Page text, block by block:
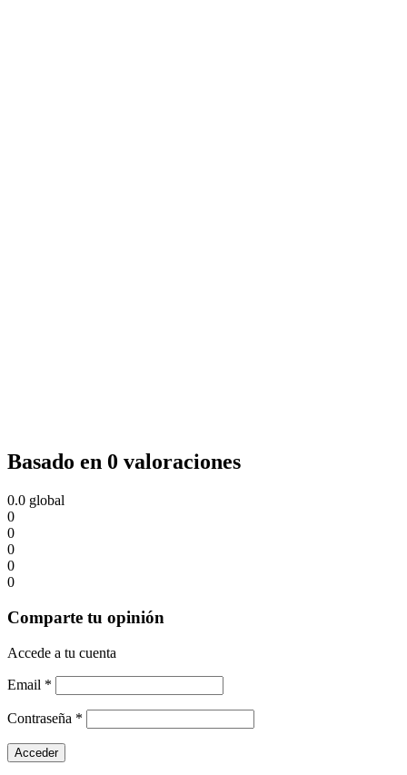
Basado en 0 valoraciones
0.0 global
0
0
0
0
0
Comparte tu opinión
Accede a tu cuenta
Email *
Contraseña *